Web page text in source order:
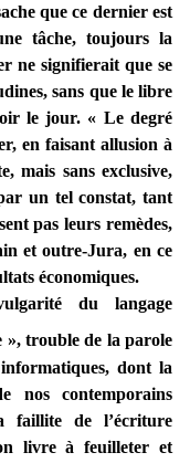
que ce dernier est
tâche, toujours la
ne signifierait que se
sans que le libre
le jour. « Le degré
en faisant allusion à
mais sans exclusive,
un tel constat, tant
pas leurs remèdes,
et outre-Jura, en ce
économiques.
du langage
», trouble de la parole
dont la
nos contemporains
faillite de l’écriture
livre à feuilleter et